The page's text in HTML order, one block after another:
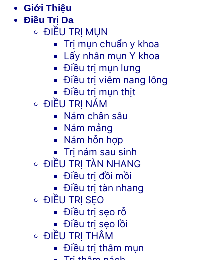
Giới Thiệu
Điều Trị Da
ĐIỀU TRỊ MỤN
Trị mụn chuẩn y khoa
Lấy nhân mụn Y khoa
Điều trị mụn lưng
Điều trị viêm nang lông
Điều trị mụn thịt
ĐIỀU TRỊ NÁM
Nám chân sâu
Nám mảng
Nám hỗn hợp
Trị nám sau sinh
ĐIỀU TRỊ TÀN NHANG
Điều trị đồi mồi
Điều trị tàn nhang
ĐIỀU TRỊ SẸO
Điều trị sẹo rỗ
Điều trị sẹo lồi
ĐIỀU TRỊ THÂM
Điều trị thâm mụn